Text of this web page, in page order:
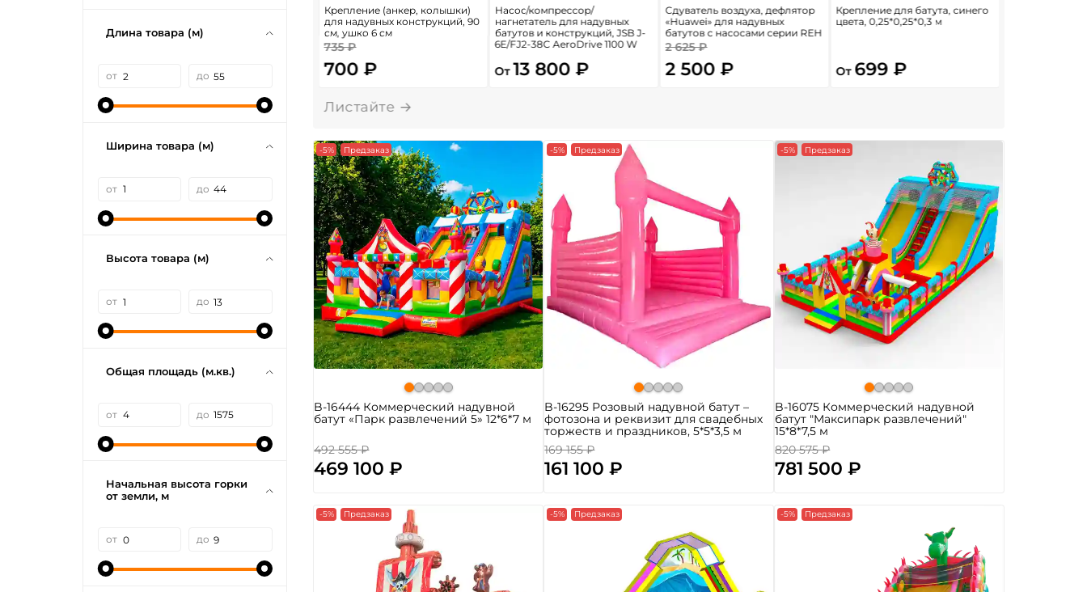
Крепление (анкер, колышки)
для надувных конструкций, 90
см, ушко 6 см
735 ₽
700 ₽
Насос/компрессор/
нагнетатель для надувных
батутов и конструкций, JSB J-
6E/FJ2-38C AeroDrive 1100 W
От 13 800 ₽
Сдуватель воздуха, дефлятор
«Huawei» для надувных
батутов с насосами серии REH
2 625 ₽
2 500 ₽
Крепление для батута, синего
цвета, 0,25*0,25*0,3 м
От 699 ₽
-5% Предзаказ
B-16444 Коммерческий надувной
батут «Парк развлечений 5» 12*6*7 м
492 555 ₽
469 100 ₽
-5% Предзаказ
B-16295 Розовый надувной батут –
фотозона и реквизит для свадебных
торжеств и праздников, 5*5*3,5 м
169 155 ₽
161 100 ₽
-5% Предзаказ
B-16075 Коммерческий надувной
батут "Максипарк развлечений"
15*8*7,5 м
820 575 ₽
781 500 ₽
-5% Предзаказ -5% Предзаказ -5% Предзаказ
Длина товара (м)
от до
Ширина товара (м)
от до
Высота товара (м)
от до
Общая площадь (м.кв.)
от до
Начальная высота горки
от земли, м
от до